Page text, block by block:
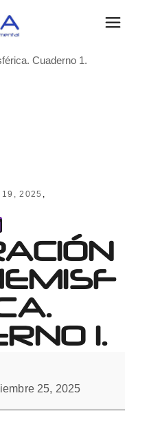
Cuaderno 1.
19, 2025
1.
25, 2025